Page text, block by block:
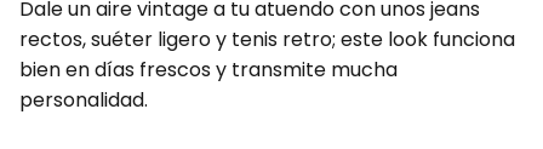
Dale un aire vintage a tu atuendo con unos jeans
rectos, suéter ligero y tenis retro; este look funciona
bien en días frescos y transmite mucha
personalidad.